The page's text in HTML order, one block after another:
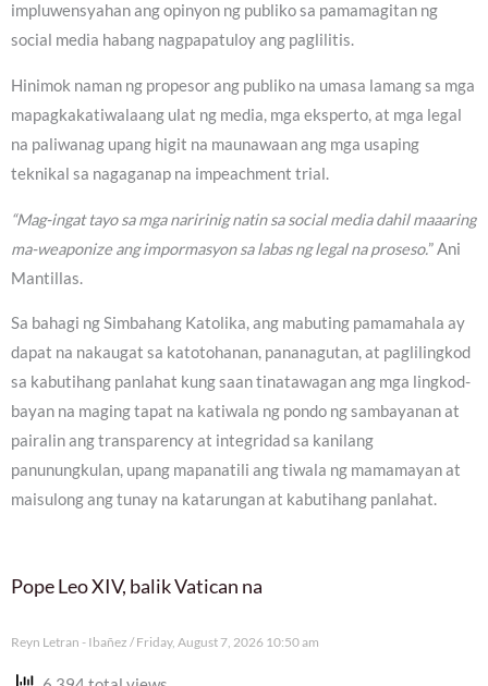
impluwensyahan ang opinyon ng publiko sa pamamagitan ng
social media habang nagpapatuloy ang paglilitis.
Hinimok naman ng propesor ang publiko na umasa lamang sa mga
mapagkakatiwalaang ulat ng media, mga eksperto, at mga legal
na paliwanag upang higit na maunawaan ang mga usaping
teknikal sa nagaganap na impeachment trial.
“Mag-ingat tayo sa mga naririnig natin sa social media dahil maaaring
ma-weaponize ang impormasyon sa labas ng legal na proseso.” Ani
Mantillas.
Sa bahagi ng Simbahang Katolika, ang mabuting pamamahala ay
dapat na nakaugat sa katotohanan, pananagutan, at paglilingkod
sa kabutihang panlahat kung saan tinatawagan ang mga lingkod-
bayan na maging tapat na katiwala ng pondo ng sambayanan at
pairalin ang transparency at integridad sa kanilang
panunungkulan, upang mapanatili ang tiwala ng mamamayan at
maisulong ang tunay na katarungan at kabutihang panlahat.
Pope Leo XIV, balik Vatican na
Reyn Letran - Ibañez Friday, August 7, 2026 10:50 am